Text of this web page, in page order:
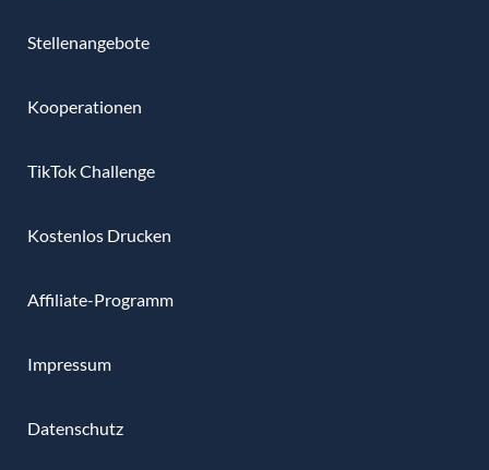
Stellenangebote
Kooperationen
TikTok Challenge
Kostenlos Drucken
Affiliate-Programm
Impressum
Datenschutz